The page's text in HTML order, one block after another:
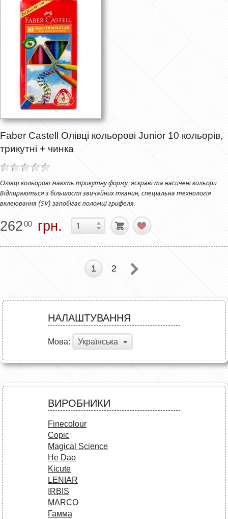
Faber Castell Олівці кольорові Junior 10 кольорів,
трикутні + чинка
Олівці кольорові мають трикутну форму, яскраві та насичені кольори.
Відпираються з більшості звичайних тканин, спеціальна технологія
вклеювання (SV) запобігає поломці грифеля.
26200 грн.
1 2
НАЛАШТУВАННЯ
Мова: Українська
ВИРОБНИКИ
Finecolour
Copic
Magical Science
He Dao
Kicute
LENIAR
IRBIS
MARCO
Гамма